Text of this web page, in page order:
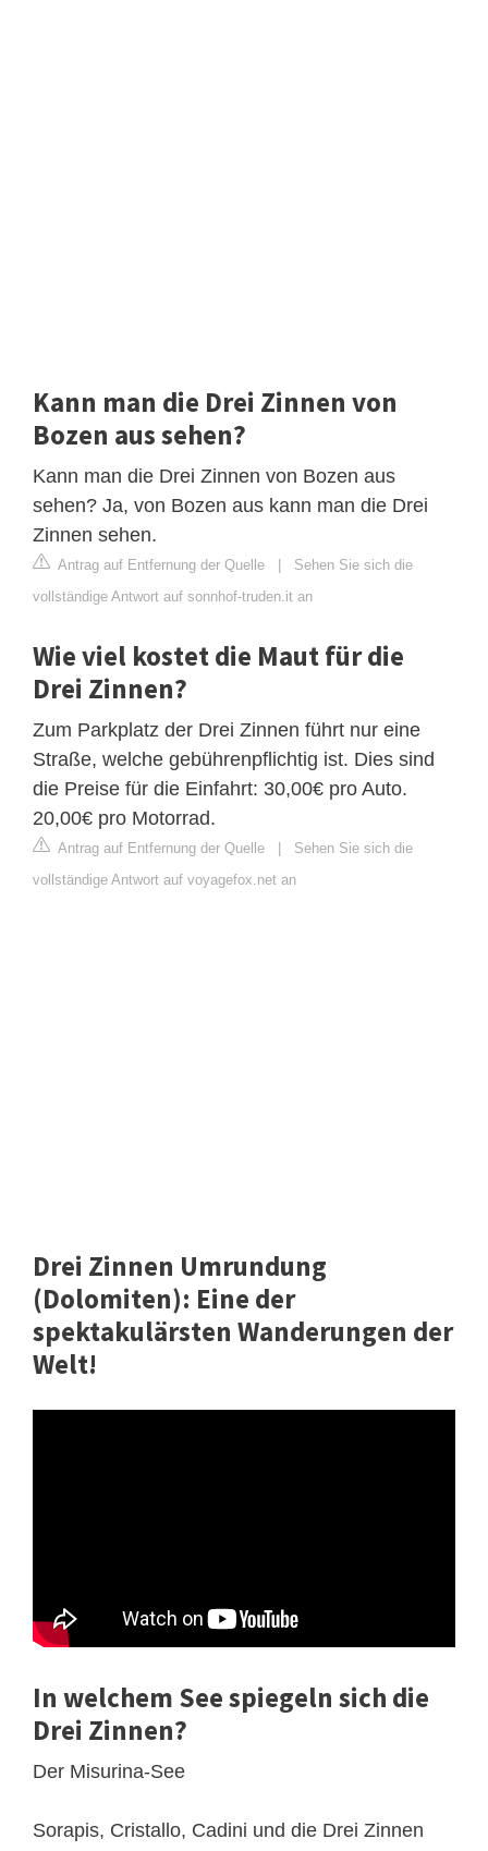
Kann man die Drei Zinnen von
Bozen aus sehen?
Kann man die Drei Zinnen von Bozen aus
sehen? Ja, von Bozen aus kann man die Drei
Zinnen sehen.
Antrag auf Entfernung der Quelle
Sehen Sie sich die
vollständige Antwort auf sonnhof-truden.it an
Wie viel kostet die Maut für die
Drei Zinnen?
Zum Parkplatz der Drei Zinnen führt nur eine
Straße, welche gebührenpflichtig ist. Dies sind
die Preise für die Einfahrt: 30,00€ pro Auto.
20,00€ pro Motorrad.
Antrag auf Entfernung der Quelle
Sehen Sie sich die
vollständige Antwort auf voyagefox.net an
Drei Zinnen Umrundung
(Dolomiten): Eine der
spektakulärsten Wanderungen der
Welt!
In welchem See spiegeln sich die
Drei Zinnen?
Der Misurina-See
Sorapis, Cristallo, Cadini und die Drei Zinnen